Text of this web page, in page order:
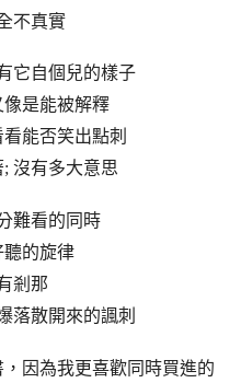
不真實
它自個兒的樣子
是能被解釋
能否笑出點刺
沒有多大意思
難看的同時
聽的旋律
剎那
落散開來的諷刺
因為我更喜歡同時買進的